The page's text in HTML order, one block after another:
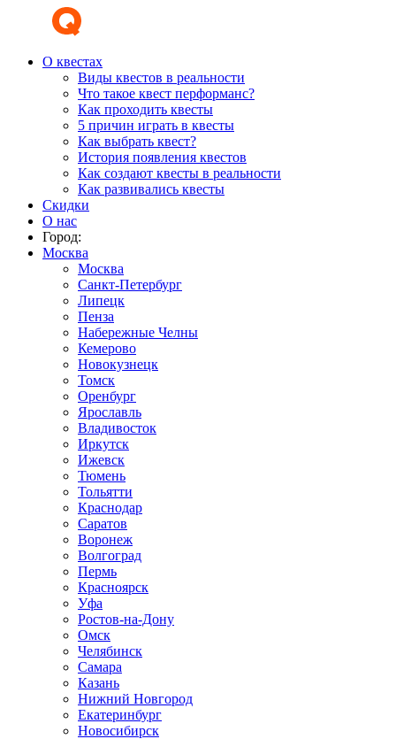
О квестах
Виды квестов в реальности
Что такое квест перформанс?
Как проходить квесты
5 причин играть в квесты
Как выбрать квест?
История появления квестов
Как создают квесты в реальности
Как развивались квесты
Скидки
О нас
Город:
Москва
Москва
Санкт-Петербург
Липецк
Пенза
Набережные Челны
Кемерово
Новокузнецк
Томск
Оренбург
Ярославль
Владивосток
Иркутск
Ижевск
Тюмень
Тольятти
Краснодар
Саратов
Воронеж
Волгоград
Пермь
Красноярск
Уфа
Ростов-на-Дону
Омск
Челябинск
Самара
Казань
Нижний Новгород
Екатеринбург
Новосибирск